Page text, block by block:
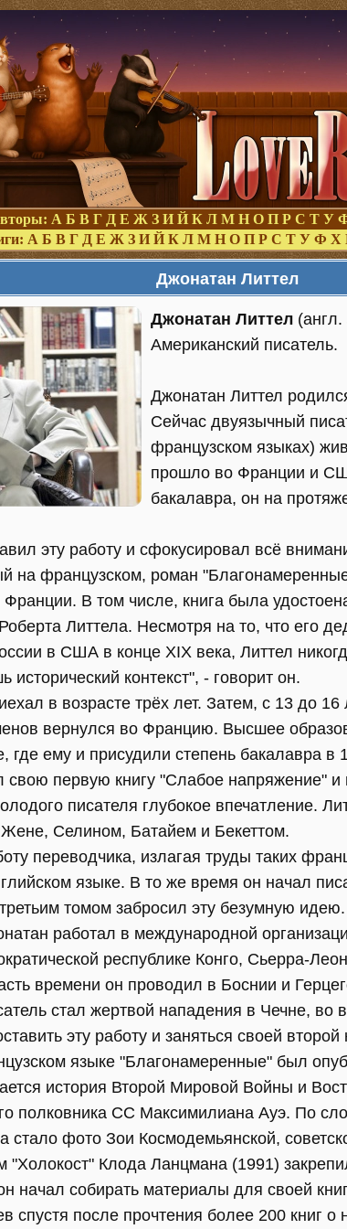
А Б В Г Д Е Ж З И Й К Л М Н О П Р С Т У
А Б В Г Д Е Ж З И Й К Л М Н О П Р С Т У Ф Х
Джонатан Литтел
Джонатан Литтел (англ.
Американский писатель.
Джонатан Литтел
Сейчас двуязычный
французском языках)
прошло во Франции и
бакалавра, он на
эту работу и сфокусировал всё
на французском, роман
В том числе, книга была
Литтела. Несмотря на то, что его
в США в конце XIX века, Литтел
исторический контекст", - говорит он.
в возрасте трёх лет. Затем, с 13 до
вернулся во Францию. Высшее
где ему и присудили степень бакалавра
свою первую книгу "Слабое напряжение"
писателя глубокое впечатление.
Селином, Батайем и Бекеттом.
переводчика, излагая труды таких
языке. В то же время он начал
томом забросил эту безумную идею.
работал в международной
республике Конго, Сьерра-
времени он проводил в Боснии и
стал жертвой нападения в Чечне, во
эту работу и заняться своей
языке "Благонамеренные" был
история Второй Мировой Войны и
полковника СС Максимилиана Ауэ. По
стало фото Зои Космодемьянской,
Клода Ланцмана (1991)
начал собирать материалы для своей
спустя после прочтения более 200 книг о